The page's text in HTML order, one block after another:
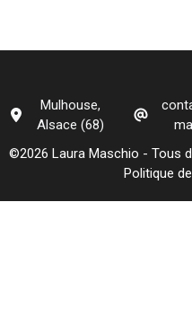
Mulhouse,
Alsace (68)
©2026 Laura Maschio - Tous
Politique